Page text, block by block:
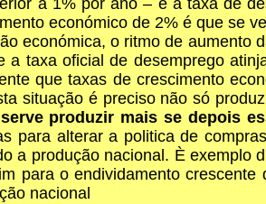
a 1% por ano – e a taxa de
económico de 2% é que se
económica, o ritmo de aumento
taxa oficial de desemprego
que taxas de crescimento
situação é preciso não só
produzir mais se depois
para alterar a politica de
a produção nacional. È
para o endividamento
nacional